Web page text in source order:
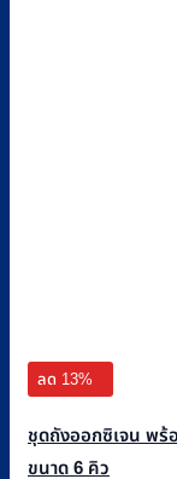
ลด 13%
ชุดถังออกซิเจน พ
ขนาด 6 คิว